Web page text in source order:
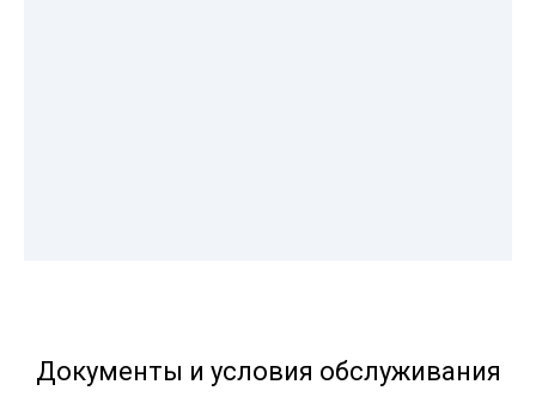
Документы и условия обслуживания